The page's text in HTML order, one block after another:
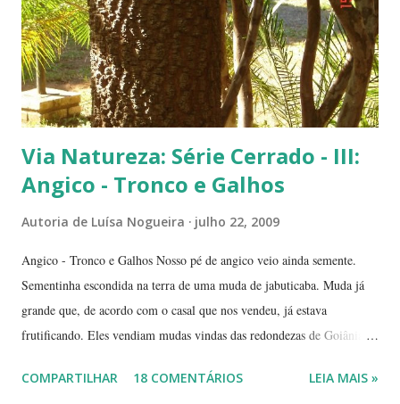
(Conjunto Comercial) Gilberto Salomão', no sentid...
Via Natureza: Série Cerrado - III:
Angico - Tronco e Galhos
Autoria de Luísa Nogueira julho 22, 2009
Angico - Tronco e Galhos Nosso pé de angico veio ainda semente.
Sementinha escondida na terra de uma muda de jabuticaba. Muda já
grande que, de acordo com o casal que nos vendeu, já estava
frutificando. Eles vendiam mudas vindas das redondezas de Goiânia.
plantado a jabuticabeira, com bastante cuidado, regando-a
COMPARTILHAR 18 COMENTÁRIOS LEIA MAIS »